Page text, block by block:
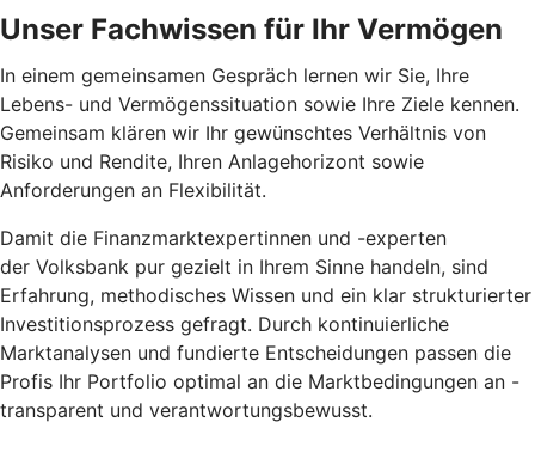
Unser Fachwissen für Ihr Vermögen
In einem gemeinsamen Gespräch lernen wir Sie, Ihre
Lebens- und Vermögenssituation sowie Ihre Ziele kennen.
Gemeinsam klären wir Ihr gewünschtes Verhältnis von
Risiko und Rendite, Ihren Anlagehorizont sowie
Anforderungen an Flexibilität.
Damit die Finanzmarktexpertinnen und -experten
der Volksbank pur gezielt in Ihrem Sinne handeln, sind
Erfahrung, methodisches Wissen und ein klar strukturierter
Investitionsprozess gefragt. Durch kontinuierliche
Marktanalysen und fundierte Entscheidungen passen die
Profis Ihr Portfolio optimal an die Marktbedingungen an -
transparent und verantwortungsbewusst.